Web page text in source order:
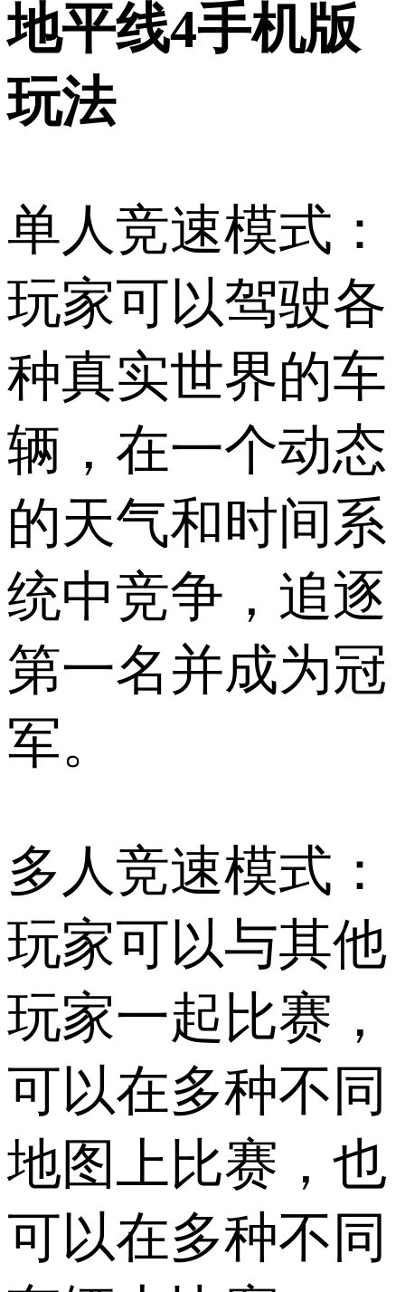
地平线4手机版
玩法
单人竞速模式：
玩家可以驾驶各
种真实世界的车
辆，在一个动态
的天气和时间系
统中竞争，追逐
第一名并成为冠
军。
多人竞速模式：
玩家可以与其他
玩家一起比赛，
可以在多种不同
地图上比赛，也
可以在多种不同